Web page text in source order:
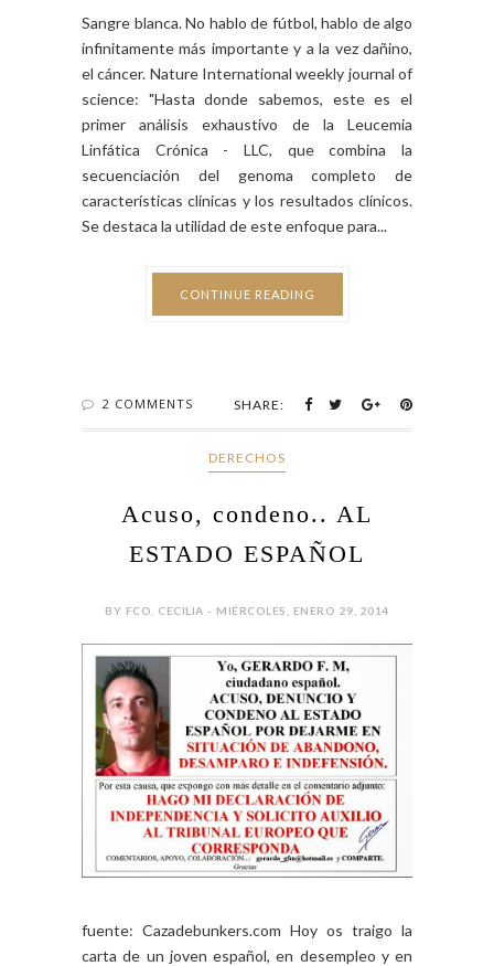
Sangre blanca. No hablo de fútbol, hablo de algo
infinitamente más importante y a la vez dañino,
el cáncer. Nature International weekly journal of
science: "Hasta donde sabemos, este es el
primer análisis exhaustivo de la Leucemia
Linfática Crónica - LLC, que combina la
secuenciación del genoma completo de
características clínicas y los resultados clínicos.
Se destaca la utilidad de este enfoque para...
CONTINUE READING
2 COMMENTS SHARE:
DERECHOS
Acuso, condeno.. AL
ESTADO ESPAÑOL
BY FCO. CECILIA - MIÉRCOLES, ENERO 29, 2014
fuente: Cazadebunkers.com Hoy os traigo la
carta de un joven español, en desempleo y en